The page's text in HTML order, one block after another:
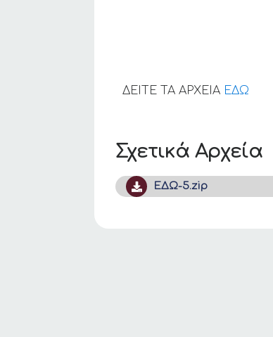
Σχετικά Αρχεία
ΕΔΩ-5.zip
ΔΕΙΤΕ ΤΑ ΑΡΧΕΙΑ ΕΔΩ